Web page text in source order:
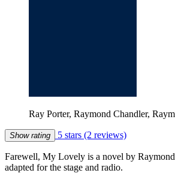
Ray Porter, Raymond Chandler,
Show rating 5 stars (2 reviews)
Farewell, My Lovely is a novel by
adapted for the stage and radio.